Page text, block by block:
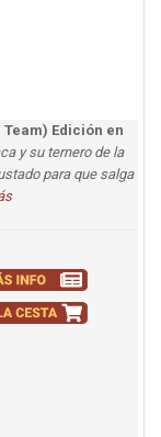
Edición en
y su ternero de la
para que salga